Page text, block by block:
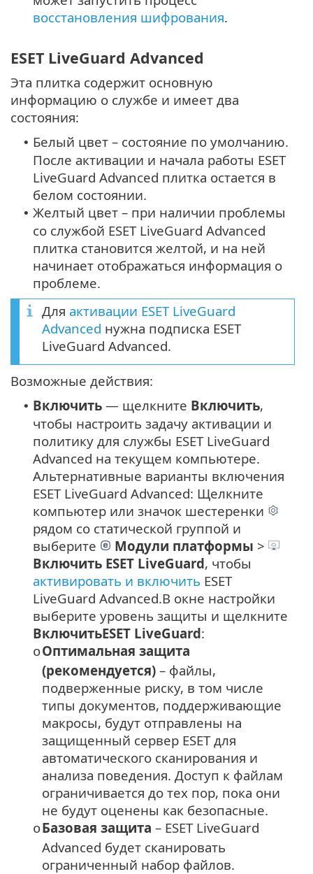
восстановления шифрования.
ESET LiveGuard Advanced
Эта плитка содержит основную
информацию о службе и имеет два
состояния:
• Белый цвет – состояние по умолчанию.
После активации и начала работы ESET
LiveGuard Advanced плитка остается в
белом состоянии.
• Желтый цвет – при наличии проблемы
со службой ESET LiveGuard Advanced
плитка становится желтой, и на ней
начинает отображаться информация о
проблеме.
Для активации ESET LiveGuard
Advanced нужна подписка ESET
LiveGuard Advanced.
Возможные действия:
• Включить — щелкните Включить,
чтобы настроить задачу активации и
политику для службы ESET LiveGuard
Advanced на текущем компьютере.
Альтернативные варианты включения
ESET LiveGuard Advanced: Щелкните
компьютер или значок шестеренки
рядом со статической группой и
выберите
Модули платформы >
Включить ESET LiveGuard, чтобы
активировать и включить ESET
LiveGuard Advanced.В окне настройки
выберите уровень защиты и щелкните
ВключитьESET LiveGuard:
oОптимальная защита
(рекомендуется) – файлы,
подверженные риску, в том числе
типы документов, поддерживающие
макросы, будут отправлены на
защищенный сервер ESET для
автоматического сканирования и
анализа поведения. Доступ к файлам
ограничивается до тех пор, пока они
не будут оценены как безопасные.
oБазовая защита – ESET LiveGuard
Advanced будет сканировать
ограниченный набор файлов.